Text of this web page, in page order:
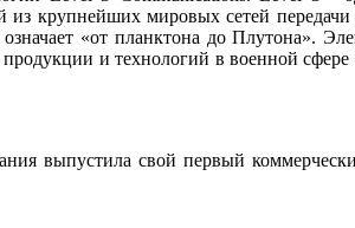
крупнейших мировых сетей
«от планктона до Плутона».
продукции и технологий в военной
выпустила свой первый